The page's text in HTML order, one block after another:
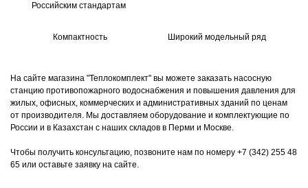
Российским стандартам
Компактность Широкий модельный ряд
На сайте магазина "Теплокомплект" вы можете заказать насосную
станцию противопожарного водоснабжения и повышения давления для
жилых, офисных, коммерческих и административных зданий по ценам
от производителя. Мы доставляем оборудование и комплектующие по
России и в Казахстан с наших складов в Перми и Москве.
Чтобы получить консультацию, позвоните нам по номеру +7 (342) 255 48
65 или оставьте заявку на сайте.